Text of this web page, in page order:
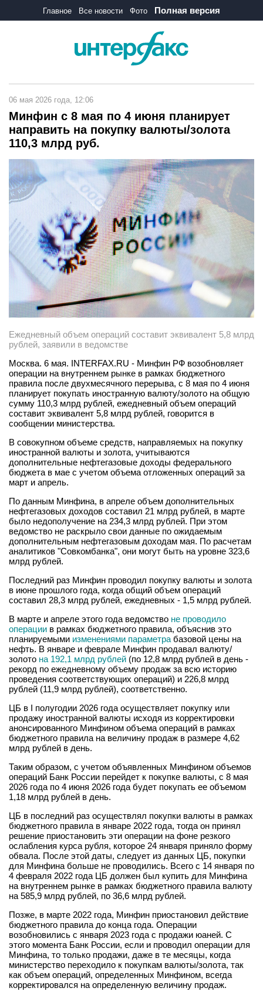
Главное Все новости Фото Полная версия
06 мая 2026 года, 12:06
Минфин с 8 мая по 4 июня планирует
направить на покупку валюты/золота
110,3 млрд руб.
Ежедневный объем операций составит эквивалент 5,8 млрд
рублей, заявили в ведомстве
Москва. 6 мая. INTERFAX.RU - Минфин РФ возобновляет
операции на внутреннем рынке в рамках бюджетного
правила после двухмесячного перерыва, с 8 мая по 4 июня
планирует покупать иностранную валюту/золото на общую
сумму 110,3 млрд рублей, ежедневный объем операций
составит эквивалент 5,8 млрд рублей, говорится в
сообщении министерства.
В совокупном объеме средств, направляемых на покупку
иностранной валюты и золота, учитываются
дополнительные нефтегазовые доходы федерального
бюджета в мае с учетом объема отложенных операций за
март и апрель.
По данным Минфина, в апреле объем дополнительных
нефтегазовых доходов составил 21 млрд рублей, в марте
было недополучение на 234,3 млрд рублей. При этом
ведомство не раскрыло свои данные по ожидаемым
дополнительным нефтегазовым доходам мая. По расчетам
аналитиков "Совкомбанка", они могут быть на уровне 323,6
млрд рублей.
Последний раз Минфин проводил покупку валюты и золота
в июне прошлого года, когда общий объем операций
составил 28,3 млрд рублей, ежедневных - 1,5 млрд рублей.
В марте и апреле этого года ведомство не проводило
операции в рамках бюджетного правила, объяснив это
планируемыми изменениями параметра базовой цены на
нефть. В январе и феврале Минфин продавал валюту/
золото на 192,1 млрд рублей (по 12,8 млрд рублей в день -
рекорд по ежедневному объему продаж за всю историю
проведения соответствующих операций) и 226,8 млрд
рублей (11,9 млрд рублей), соответственно.
ЦБ в I полугодии 2026 года осуществляет покупку или
продажу иностранной валюты исходя из корректировки
анонсированного Минфином объема операций в рамках
бюджетного правила на величину продаж в размере 4,62
млрд рублей в день.
Таким образом, с учетом объявленных Минфином объемов
операций Банк России перейдет к покупке валюты, с 8 мая
2026 года по 4 июня 2026 года будет покупать ее объемом
1,18 млрд рублей в день.
ЦБ в последний раз осуществлял покупки валюты в рамках
бюджетного правила в январе 2022 года, тогда он принял
решение приостановить эти операции на фоне резкого
ослабления курса рубля, которое 24 января приняло форму
обвала. После этой даты, следует из данных ЦБ, покупки
для Минфина больше не проводились. Всего с 14 января по
4 февраля 2022 года ЦБ должен был купить для Минфина
на внутреннем рынке в рамках бюджетного правила валюту
на 585,9 млрд рублей, по 36,6 млрд рублей.
Позже, в марте 2022 года, Минфин приостановил действие
бюджетного правила до конца года. Операции
возобновились с января 2023 года с продажи юаней. С
этого момента Банк России, если и проводил операции для
Минфина, то только продажи, даже в те месяцы, когда
министерство переходило к покупкам валюты/золота, так
как объем операций, определенных Минфином, всегда
корректировался на определенную величину продаж.